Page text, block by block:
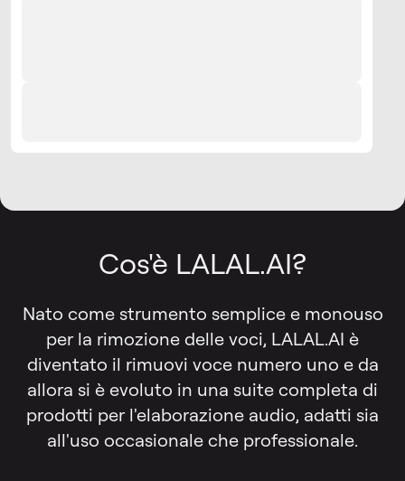
Cos'è LALAL.AI?
Nato come strumento semplice e monouso
per la rimozione delle voci, LALAL.AI è
diventato il rimuovi voce numero uno e da
allora si è evoluto in una suite completa di
prodotti per l'elaborazione audio, adatti sia
all'uso occasionale che professionale.